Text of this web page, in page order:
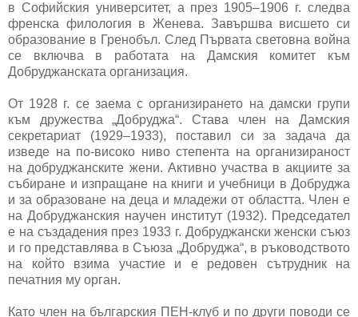
в Софийския университет, а през 1905–1906 г. следва
френска филология в Женева. Завършва висшето си
образование в Гренобъл. След Първата световна война
се включва в работата на Дамския комитет към
Добруджанската организация.
От 1928 г. се заема с организирането на дамски групи
към дружества „Добруджа“. Става член на Дамския
секретариат (1929–1933), поставил си за задача да
изведе на по-високо ниво степента на организираност
на добруджанските жени. Активно участва в акциите за
събиране и изпращане на книги и учебници в Добруджа
и за образоване на деца и младежи от областта. Член е
на Добруджанския научен институт (1932). Председател
е на създадения през 1933 г. Добруджански женски съюз
и го представлява в Съюза „Добруджа“, в ръководството
на който взима участие и е редовен сътрудник на
печатния му орган.
Като член на българския ПЕН-клуб и по други поводи се